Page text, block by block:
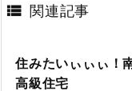
 関連記事
住みたいぃぃぃ！
高級住宅